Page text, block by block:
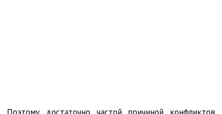
Поэтому достаточно частой причиной конфликтов